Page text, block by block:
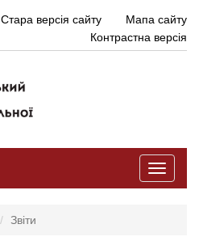
Стара версія сайту
Мапа сайту
Контрастна версія
Toggle
Звіти